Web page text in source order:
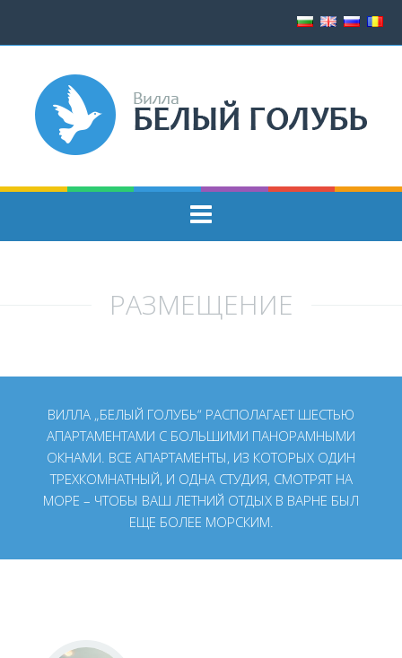
РАЗМЕЩЕНИЕ
ВИЛЛА „БЕЛЫЙ ГОЛУБЬ“ РАСПОЛАГАЕТ ШЕСТЬЮ
АПАРТАМЕНТАМИ С БОЛЬШИМИ ПАНОРАМНЫМИ
ОКНАМИ. ВСЕ АПАРТАМЕНТЫ, ИЗ КОТОРЫХ ОДИН
ТРЕХКОМНАТНЫЙ, И ОДНА СТУДИЯ, СМОТРЯТ НА
МОРЕ – ЧТОБЫ ВАШ ЛЕТНИЙ ОТДЫХ В ВАРНЕ БЫЛ
ЕЩЕ БОЛЕЕ МОРСКИМ.